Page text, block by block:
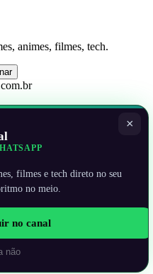
animes, filmes, tech.
×
filmes e tech direto no seu
no meio.
no canal
não